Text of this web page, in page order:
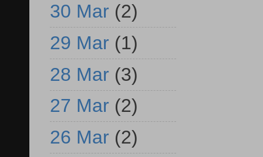
30 Mar (2)
29 Mar (1)
28 Mar (3)
27 Mar (2)
26 Mar (2)